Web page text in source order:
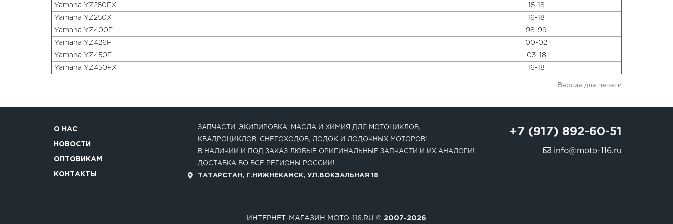
Yamaha YZ250FX 15-18
Yamaha YZ250X 16-18
Yamaha YZ400F 98-99
Yamaha YZ426F 00-02
Yamaha YZ450F 03-18
Yamaha YZ450FX 16-18
Версия для печати
О НАС
НОВОСТИ
ОПТОВИКАМ
КОНТАКТЫ
ЗАПЧАСТИ, ЭКИПИРОВКА, МАСЛА И ХИМИЯ ДЛЯ МОТОЦИКЛОВ,
КВАДРОЦИКЛОВ, СНЕГОХОДОВ, ЛОДОК И ЛОДОЧНЫХ МОТОРОВ!
В НАЛИЧИИ И ПОД ЗАКАЗ ЛЮБЫЕ ОРИГИНАЛЬНЫЕ ЗАПЧАСТИ И ИХ АНАЛОГИ!
ДОСТАВКА ВО ВСЕ РЕГИОНЫ РОССИИ!
ТАТАРСТАН, Г.НИЖНЕКАМСК, УЛ.ВОКЗАЛЬНАЯ 18
+7 (917) 892-60-51
info@moto-116.ru
ИНТЕРНЕТ-МАГАЗИН MOTO-116.RU © 2007-2026